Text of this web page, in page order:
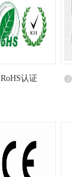
RoHS认证